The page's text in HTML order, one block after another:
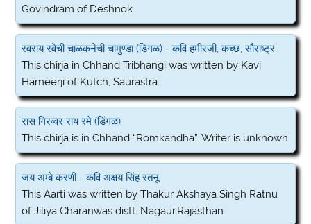
Govindram of Deshnok
रवराय रवेची चाळकनेची चामुण्डा (डिंगळ) - कवि हमीरजी, कच्छ, सौराष्ट्र
This chirja in Chhand Tribhangi was written by Kavi
Hameerji of Kutch, Saurastra.
रास गिरव्वर राय रमे (डिंगळ)
This chirja is in Chhand “Romkandha”. Writer is unknown
जय अम्बे करणी - कवि अक्षय सिंह रतनू
This Aarti was written by Thakur Akshaya Singh Ratnu
of Jiliya Charanwas distt. Nagaur,Rajasthan